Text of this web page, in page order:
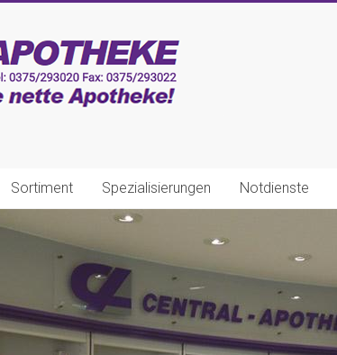
Sortiment Spezialisierungen Notdienste